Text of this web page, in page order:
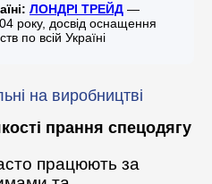
ЛОНДРІ ТРЕЙД —
року, досвід оснащення
по всій Україні
на виробництві
прання спецодягу
працюють за